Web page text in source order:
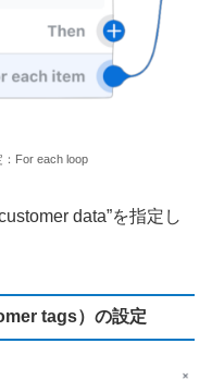
For each loop
data”を指定し
tags）の設定